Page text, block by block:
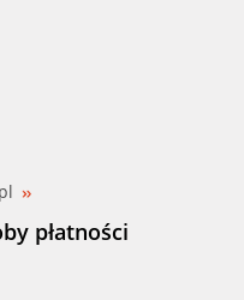
płatności